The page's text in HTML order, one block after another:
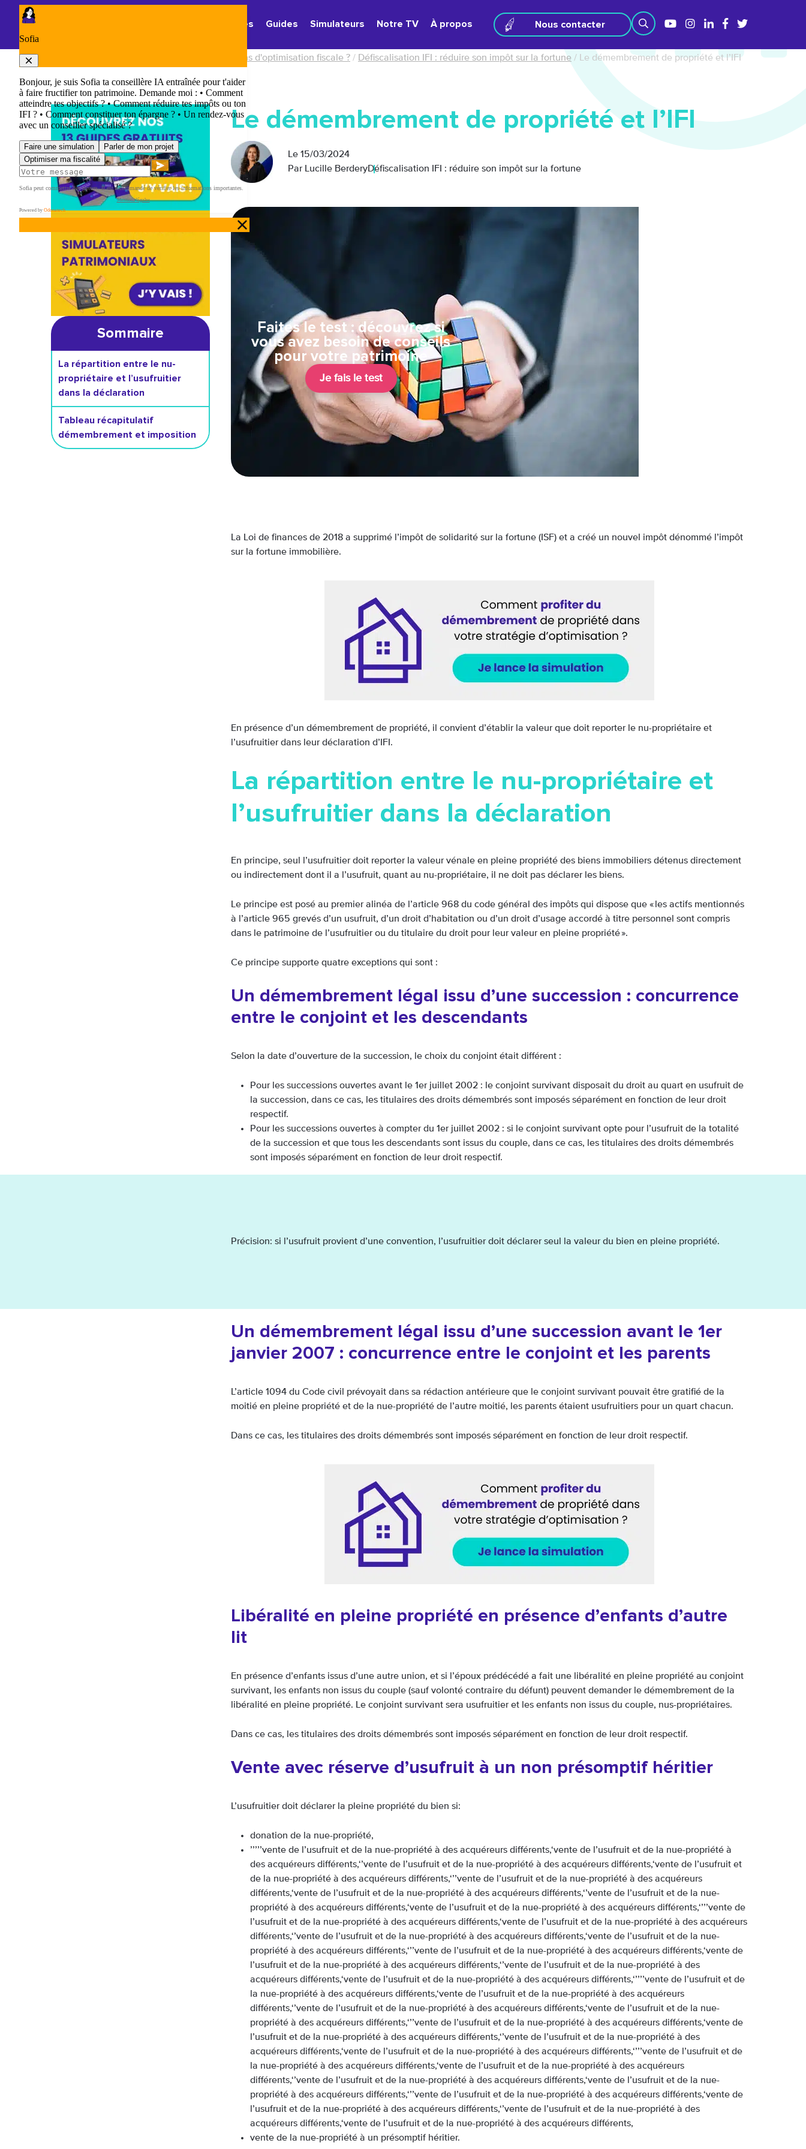
Panneau de gestion des cookies
Thématiques
Guides Simulateurs Notre TV À propos Nous contacter
Quelles sont les différentes solutions d'optimisation fiscale ? / Défiscalisation IFI : réduire son impôt sur la fortune / Le démembrement de propriété et l’IFI
Sommaire
La répartition entre le nu-
propriétaire et l’usufruitier
dans la déclaration
Tableau récapitulatif
démembrement et imposition
Le démembrement de propriété et l’IFI
Le 15/03/2024
Par Lucille BerderyDéfiscalisation IFI : réduire son impôt sur la fortune
Faites le test : découvrez si
vous avez besoin de conseils
pour votre patrimoine
Je fais le test
La Loi de finances de 2018 a supprimé l’impôt de solidarité sur la fortune (ISF) et a créé un nouvel impôt dénommé l’impôt
sur la fortune immobilière.
En présence d’un démembrement de propriété, il convient d’établir la valeur que doit reporter le nu-propriétaire et
l’usufruitier dans leur déclaration d’IFI.
La répartition entre le nu-propriétaire et
l’usufruitier dans la déclaration
En principe, seul l’usufruitier doit reporter la valeur vénale en pleine propriété des biens immobiliers détenus directement
ou indirectement dont il a l’usufruit, quant au nu-propriétaire, il ne doit pas déclarer les biens.
Le principe est posé au premier alinéa de l’article 968 du code général des impôts qui dispose que « les actifs mentionnés
à l’article 965 grevés d’un usufruit, d’un droit d’habitation ou d’un droit d’usage accordé à titre personnel sont compris
dans le patrimoine de l’usufruitier ou du titulaire du droit pour leur valeur en pleine propriété ».
Ce principe supporte quatre exceptions qui sont :
Un démembrement légal issu d’une succession : concurrence
entre le conjoint et les descendants
Selon la date d’ouverture de la succession, le choix du conjoint était différent :
Pour les successions ouvertes avant le 1er juillet 2002 : le conjoint survivant disposait du droit au quart en usufruit de
la succession, dans ce cas, les titulaires des droits démembrés sont imposés séparément en fonction de leur droit
respectif.
Pour les successions ouvertes à compter du 1er juillet 2002 : si le conjoint survivant opte pour l’usufruit de la totalité
de la succession et que tous les descendants sont issus du couple, dans ce cas, les titulaires des droits démembrés
sont imposés séparément en fonction de leur droit respectif.
Précision: si l’usufruit provient d’une convention, l’usufruitier doit déclarer seul la valeur du bien en pleine propriété.
Un démembrement légal issu d’une succession avant le 1er
janvier 2007 : concurrence entre le conjoint et les parents
L’article 1094 du Code civil prévoyait dans sa rédaction antérieure que le conjoint survivant pouvait être gratifié de la
moitié en pleine propriété et de la nue-propriété de l’autre moitié, les parents étaient usufruitiers pour un quart chacun.
Dans ce cas, les titulaires des droits démembrés sont imposés séparément en fonction de leur droit respectif.
Libéralité en pleine propriété en présence d’enfants d’autre
lit
En présence d’enfants issus d’une autre union, et si l’époux prédécédé a fait une libéralité en pleine propriété au conjoint
survivant, les enfants non issus du couple (sauf volonté contraire du défunt) peuvent demander le démembrement de la
libéralité en pleine propriété. Le conjoint survivant sera usufruitier et les enfants non issus du couple, nus-propriétaires.
Dans ce cas, les titulaires des droits démembrés sont imposés séparément en fonction de leur droit respectif.
Vente avec réserve d’usufruit à un non présomptif héritier
L’usufruitier doit déclarer la pleine propriété du bien si:
donation de la nue-propriété,
’’’’’vente de l’usufruit et de la nue-propriété à des acquéreurs différents,‘vente de l’usufruit et de la nue-propriété à
des acquéreurs différents,‘’vente de l’usufruit et de la nue-propriété à des acquéreurs différents,‘vente de l’usufruit et
de la nue-propriété à des acquéreurs différents,‘’’vente de l’usufruit et de la nue-propriété à des acquéreurs
différents,‘vente de l’usufruit et de la nue-propriété à des acquéreurs différents,‘’vente de l’usufruit et de la nue-
propriété à des acquéreurs différents,‘vente de l’usufruit et de la nue-propriété à des acquéreurs différents,‘’’’vente de
l’usufruit et de la nue-propriété à des acquéreurs différents,‘vente de l’usufruit et de la nue-propriété à des acquéreurs
différents,‘’vente de l’usufruit et de la nue-propriété à des acquéreurs différents,‘vente de l’usufruit et de la nue-
propriété à des acquéreurs différents,‘’’vente de l’usufruit et de la nue-propriété à des acquéreurs différents,‘vente de
l’usufruit et de la nue-propriété à des acquéreurs différents,‘’vente de l’usufruit et de la nue-propriété à des
acquéreurs différents,‘vente de l’usufruit et de la nue-propriété à des acquéreurs différents,‘’’’’vente de l’usufruit et de
la nue-propriété à des acquéreurs différents,‘vente de l’usufruit et de la nue-propriété à des acquéreurs
différents,‘’vente de l’usufruit et de la nue-propriété à des acquéreurs différents,‘vente de l’usufruit et de la nue-
propriété à des acquéreurs différents,‘’’vente de l’usufruit et de la nue-propriété à des acquéreurs différents,‘vente de
l’usufruit et de la nue-propriété à des acquéreurs différents,‘’vente de l’usufruit et de la nue-propriété à des
acquéreurs différents,‘vente de l’usufruit et de la nue-propriété à des acquéreurs différents,‘’’’vente de l’usufruit et de
la nue-propriété à des acquéreurs différents,‘vente de l’usufruit et de la nue-propriété à des acquéreurs
différents,‘’vente de l’usufruit et de la nue-propriété à des acquéreurs différents,‘vente de l’usufruit et de la nue-
propriété à des acquéreurs différents,‘’’vente de l’usufruit et de la nue-propriété à des acquéreurs différents,‘vente de
l’usufruit et de la nue-propriété à des acquéreurs différents,‘’vente de l’usufruit et de la nue-propriété à des
acquéreurs différents,‘vente de l’usufruit et de la nue-propriété à des acquéreurs différents,
vente de la nue-propriété à un présomptif héritier.